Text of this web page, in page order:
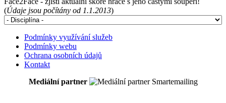
(Údaje jsou počítány od 1.1.2013)
Podmínky využívání služeb
Podmínky webu
Ochrana osobních údajů
Kontakt
Mediální partner